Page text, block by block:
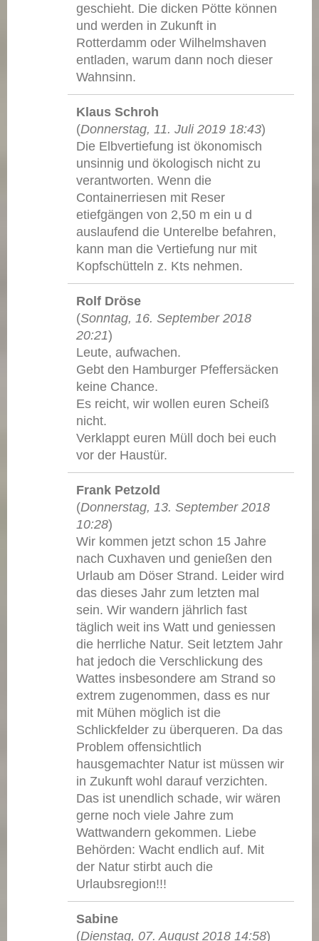
geschieht. Die dicken Pötte können
und werden in Zukunft in
Rotterdamm oder Wilhelmshaven
entladen, warum dann noch dieser
Wahnsinn.
Klaus Schroh
(Donnerstag, 11. Juli 2019 18:43)
Die Elbvertiefung ist ökonomisch
unsinnig und ökologisch nicht zu
verantworten. Wenn die
Containerriesen mit Reser
etiefgängen von 2,50 m ein u d
auslaufend die Unterelbe befahren,
kann man die Vertiefung nur mit
Kopfschütteln z. Kts nehmen.
Rolf Dröse
(Sonntag, 16. September 2018
20:21)
Leute, aufwachen.
Gebt den Hamburger Pfeffersäcken
keine Chance.
Es reicht, wir wollen euren Scheiß
nicht.
Verklappt euren Müll doch bei euch
vor der Haustür.
Frank Petzold
(Donnerstag, 13. September 2018
10:28)
Wir kommen jetzt schon 15 Jahre
nach Cuxhaven und genießen den
Urlaub am Döser Strand. Leider wird
das dieses Jahr zum letzten mal
sein. Wir wandern jährlich fast
täglich weit ins Watt und geniessen
die herrliche Natur. Seit letztem Jahr
hat jedoch die Verschlickung des
Wattes insbesondere am Strand so
extrem zugenommen, dass es nur
mit Mühen möglich ist die
Schlickfelder zu überqueren. Da das
Problem offensichtlich
hausgemachter Natur ist müssen wir
in Zukunft wohl darauf verzichten.
Das ist unendlich schade, wir wären
gerne noch viele Jahre zum
Wattwandern gekommen. Liebe
Behörden: Wacht endlich auf. Mit
der Natur stirbt auch die
Urlaubsregion!!!
Sabine
(Dienstag, 07. August 2018 14:58)